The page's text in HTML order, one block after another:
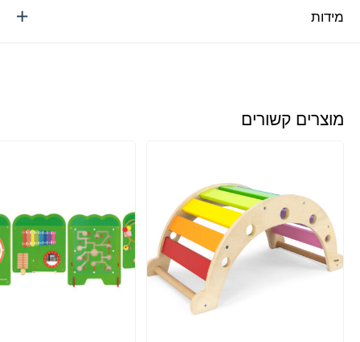
מידות
מוצרים קשורים